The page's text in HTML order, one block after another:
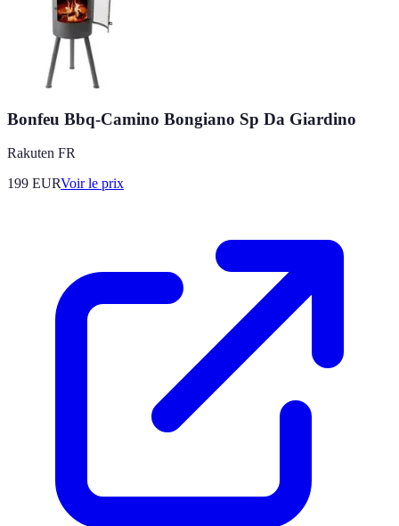
Bonfeu Bbq-Camino Bongiano Sp Da Giardino
Rakuten FR
199 EURVoir le prix